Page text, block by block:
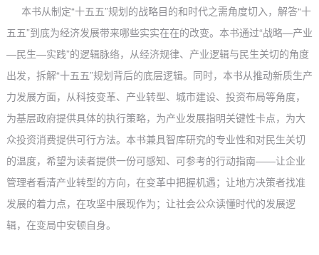
本书从制定“十五五”规划的战略目的和时代之需角度切入，解答“十
五五”到底为经济发展带来哪些实实在在的改变。本书通过“战略—产业
—民生—实践”的逻辑脉络，从经济规律、产业逻辑与民生关切的角度
出发，拆解“十五五”规划背后的底层逻辑。同时，本书从推动新质生产
力发展方面，从科技变革、产业转型、城市建设、投资布局等角度，
为基层政府提供具体的执行策略，为产业发展指明关键性卡点，为大
众投资消费提供可行方法。本书兼具智库研究的专业性和对民生关切
的温度，希望为读者提供一份可感知、可参考的行动指南——让企业
管理者看清产业转型的方向，在变革中把握机遇；让地方决策者找准
发展的着力点，在攻坚中展现作为；让社会公众读懂时代的发展逻
辑，在变局中安顿自身。